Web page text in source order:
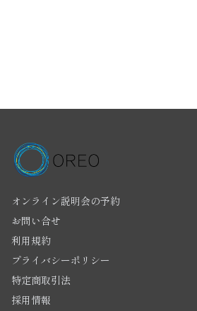
オンライン説明会の予約
お問い合せ
利用規約
プライバシーポリシー
特定商取引法
採用情報